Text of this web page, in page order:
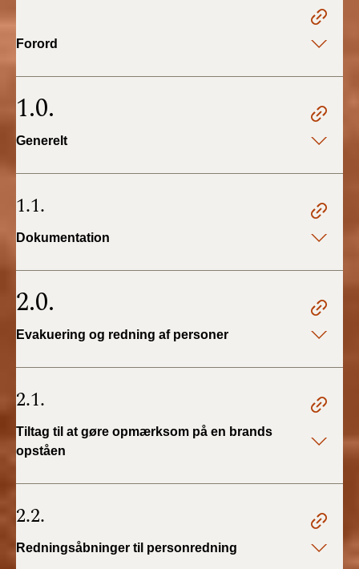
BR18 (1/1 - 30/6
2021)
2021)
2020)
BR18 (10/3-30/6
BR18 (1/1-9/3 2020)
BR18 (4/7-31/12
BR18 (1/1-4/7 2019)
2018)
2018)
Forord
1.0.
Generelt
1.1.
Dokumentation
2.0.
Evakuering og redning af personer
2.1.
Tiltag til at gøre opmærksom på en brands
opståen
2.2.
Redningsåbninger til personredning